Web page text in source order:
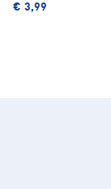
€ 3,99